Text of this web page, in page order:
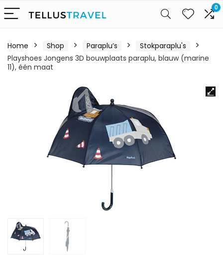
0
Home Shop Paraplu’s
Stokparaplu's
Playshoes Jongens 3D bouwplaats paraplu, blauw (marine
11), één maat